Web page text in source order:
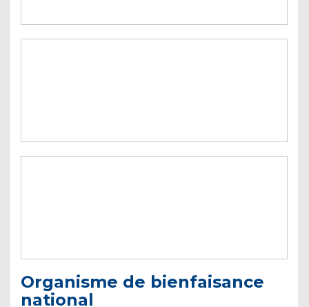
Organisme de bienfaisance
national